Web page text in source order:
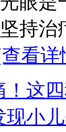
持治
看详
！这
现小